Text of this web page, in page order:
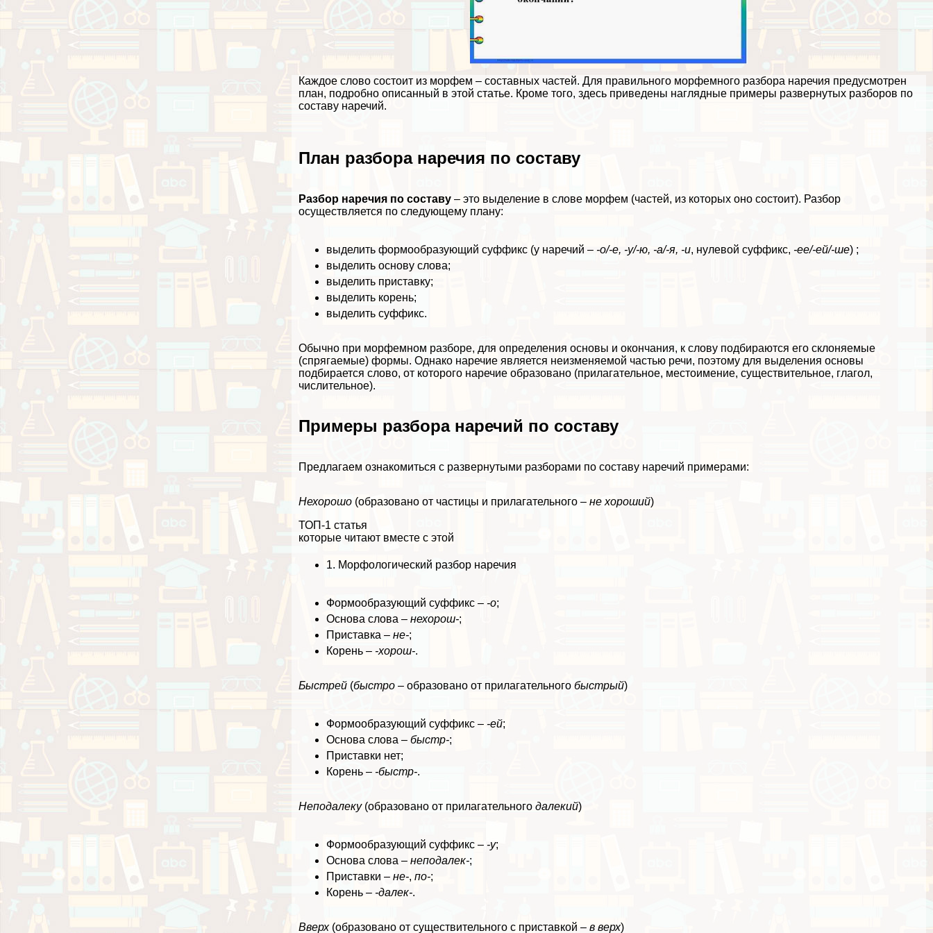
Каждое слово состоит из морфем – составных частей. Для правильного морфемного разбора наречия предусмотрен
план, подробно описанный в этой статье. Кроме того, здесь приведены наглядные примеры развернутых разборов по
составу наречий.
План разбора наречия по составу
Разбор наречия по составу – это выделение в слове морфем (частей, из которых оно состоит). Разбор
осуществляется по следующему плану:
выделить формообразующий суффикс (у наречий – -о/-е, -у/-ю, -а/-я, -и, нулевой суффикс, -ее/-ей/-ше) ;
выделить основу слова;
выделить приставку;
выделить корень;
выделить суффикс.
Обычно при морфемном разборе, для определения основы и окончания, к слову подбираются его склоняемые
(спрягаемые) формы. Однако наречие является неизменяемой частью речи, поэтому для выделения основы
подбирается слово, от которого наречие образовано (прилагательное, местоимение, существительное, глагол,
числительное).
Примеры разбора наречий по составу
Предлагаем ознакомиться с развернутыми разборами по составу наречий примерами:
Нехорошо (образовано от частицы и прилагательного –не хороший)
ТОП-1 статья
которые читают вместе с этой
1. Морфологический разбор наречия
Формообразующий суффикс – -о;
Основа слова –нехорош-;
Приставка –не-;
Корень – -хорош-.
Быстрей (быстро – образовано от прилагательногобыстрый)
Формообразующий суффикс – -ей;
Основа слова –быстр-;
Приставки нет;
Корень – -быстр-.
Неподалеку(образовано от прилагательногодалекий)
Формообразующий суффикс – -у;
Основа слова –неподалек-;
Приставки –не-,по-;
Корень – -далек-.
Вверх(образовано от существительного с приставкой –в верх)